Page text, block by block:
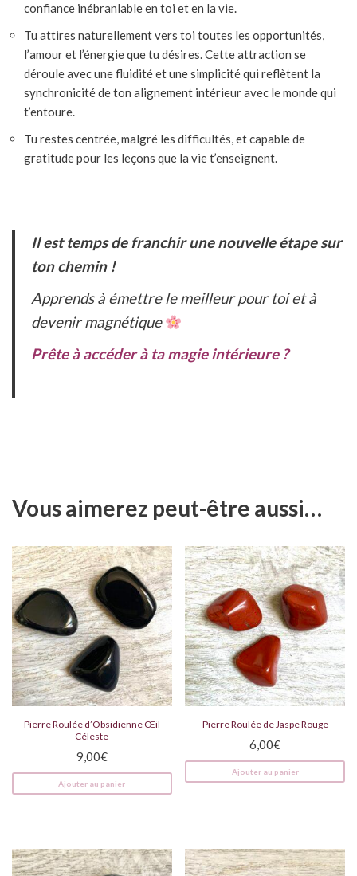
confiance inébranlable en toi et en la vie.
Tu attires naturellement vers toi toutes les opportunités,
l’amour et l’énergie que tu désires. Cette attraction se
déroule avec une fluidité et une simplicité qui reflètent la
synchronicité de ton alignement intérieur avec le monde qui
t’entoure.
Tu restes centrée, malgré les difficultés, et capable de
gratitude pour les leçons que la vie t’enseignent.
Il est temps de franchir une nouvelle étape sur
ton chemin !
Apprends à émettre le meilleur pour toi et à
devenir magnétique
Prête à accéder à ta magie intérieure ?
Vous aimerez peut-être aussi…
Pierre Roulée d’Obsidienne Œil
Céleste
9,00€
Ajouter au panier
Pierre Roulée de Jaspe Rouge
6,00€
Ajouter au panier